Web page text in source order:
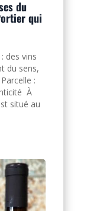
du
qui
des vins
du sens,
:
À
situé au